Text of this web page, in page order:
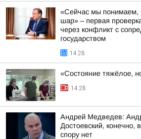
«Сейчас мы понимаем,
шар» – первая
через конфликт с
государством
14:28
«Состояние тяжёлое,
14:28
Андрей Медведев:
Достоевский, конечно,
спору нет